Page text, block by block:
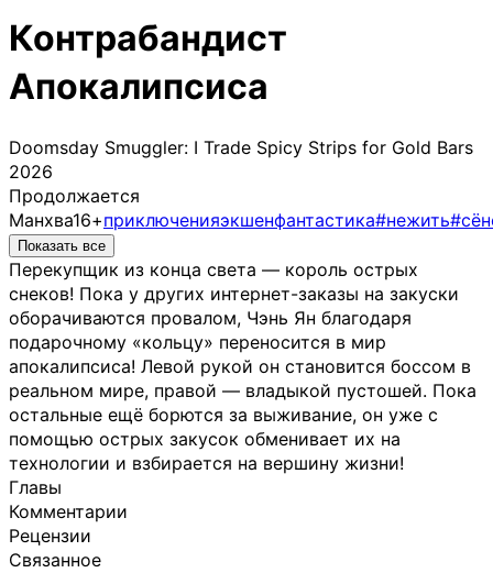
Контрабандист
Апокалипсиса
Doomsday Smuggler: I Trade Spicy Strips for Gold Bars
2026
Продолжается
Манхва16+приключенияэкшенфантастика#нежить
Показать все
Перекупщик из конца света — король острых
снеков! Пока у других интернет-заказы на закуски
оборачиваются провалом, Чэнь Ян благодаря
подарочному «кольцу» переносится в мир
апокалипсиса! Левой рукой он становится боссом в
реальном мире, правой — владыкой пустошей. Пока
остальные ещё борются за выживание, он уже с
помощью острых закусок обменивает их на
технологии и взбирается на вершину жизни!
Главы
Комментарии
Рецензии
Связанное